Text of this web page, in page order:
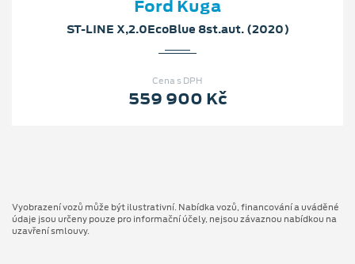
Ford Kuga
ST-LINE X,2.0EcoBlue 8st.aut. (2020)
Cena s DPH
559 900 Kč
Vyobrazení vozů může být ilustrativní. Nabídka vozů, financování a uváděné
údaje jsou určeny pouze pro informační účely, nejsou závaznou nabídkou na
uzavření smlouvy.